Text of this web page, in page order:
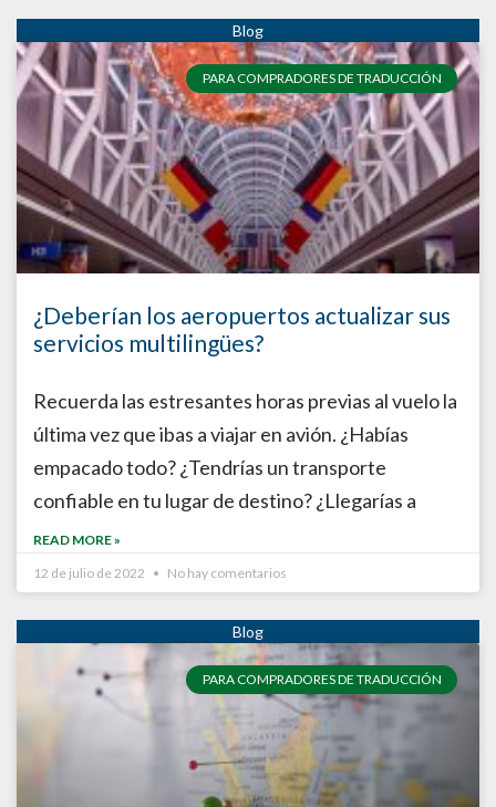
PARA COMPRADORES DE TRADUCCIÓN
¿Deberían los aeropuertos actualizar sus
servicios multilingües?
Recuerda las estresantes horas previas al vuelo la
última vez que ibas a viajar en avión. ¿Habías
empacado todo? ¿Tendrías un transporte
confiable en tu lugar de destino? ¿Llegarías a
READ MORE »
12 de julio de 2022
No hay comentarios
PARA COMPRADORES DE TRADUCCIÓN